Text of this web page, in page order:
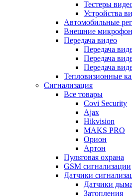
Тестеры
Устройства
Автомобильные
Внешние
Передача видео
Передача
Передача
Передача
Тепловизионные
Сигнализация
Все товары
Covi Security
Ajax
Hikvision
MAKS PRO
Орион
Артон
Пультовая охрана
GSM сигнализации
Датчики
Датчики дыма
Затопления